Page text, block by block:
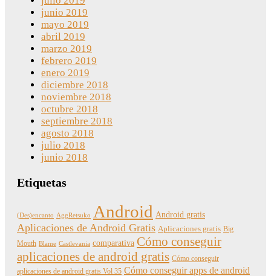
junio 2019
mayo 2019
abril 2019
marzo 2019
febrero 2019
enero 2019
diciembre 2018
noviembre 2018
octubre 2018
septiembre 2018
agosto 2018
julio 2018
junio 2018
Etiquetas
(Des)encanto AggRetsuko Android Android gratis
Aplicaciones de Android Gratis Aplicaciones gratis Big
Mouth Blame Castlevania comparativa Cómo conseguir
aplicaciones de android gratis Cómo conseguir
aplicaciones de android gratis Vol 35 Cómo conseguir apps de android